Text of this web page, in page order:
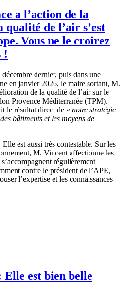
a l’action de la
de l’air s’est
Vous ne le croirez
!
dernier, puis dans une
en janvier 2026, le maire sortant, M.
de la qualité de l’air sur le
Provence Méditerranée (TPM).
le résultat direct de « notre stratégie
bâtiments et les moyens de
est aussi très contestable. Sur les
M. Vincent affectionne les
régulièrement
contre le président de l’APE,
l’expertise et les connaissances
Elle est bien belle